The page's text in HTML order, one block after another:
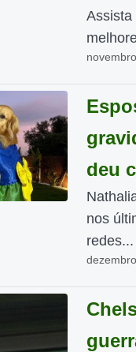
Assista
deu
nos
redes...